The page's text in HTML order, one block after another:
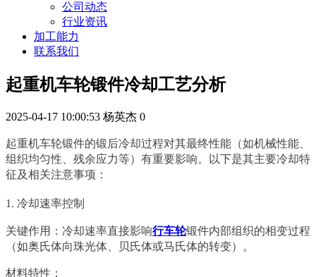
公司动态
行业资讯
加工能力
联系我们
起重机车轮锻件冷却工艺分析
2025-04-17 10:00:53 杨英杰 0
起重机车轮锻件的锻后冷却过程对其最终性能（如机械性能、
组织均匀性、残余应力等）有重要影响。以下是其主要冷却特
征及相关注意事项：
1. 冷却速率控制
关键作用：冷却速率直接影响行车轮锻件内部组织的相变过程
（如奥氏体向珠光体、贝氏体或马氏体的转变）。
材料特性：